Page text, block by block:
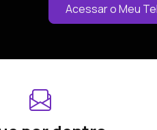
Acessar o Meu